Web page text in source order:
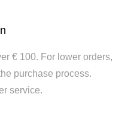
€ 100. For lower orders,
purchase process.
service.